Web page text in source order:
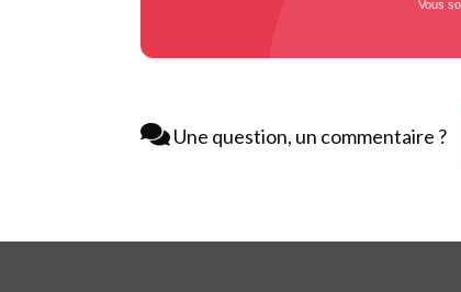
Vous
Une question, un commentaire ?